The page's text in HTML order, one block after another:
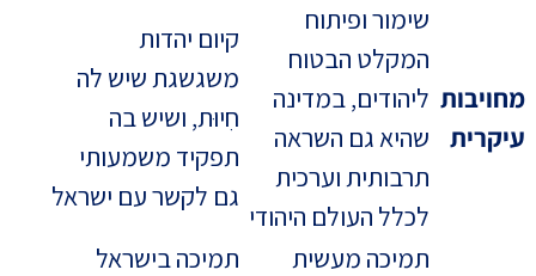
מחויבות
עיקרית
שימור ופיתוח
המקלט הבטוח
ליהודים, במדינה
שהיא גם השראה
תרבותית וערכית
לכלל העולם היהודי
קיום יהדות
משגשגת שיש לה
חִיוּת, ושיש בה
תפקיד משמעותי
גם לקשר עם ישראל
תמיכה מעשית
תמיכה בישראל